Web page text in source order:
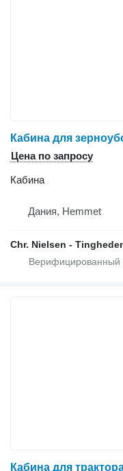
Цена по запросу
Кабина
Дания, Hemmet
Chr. Nielsen -
Кабина для